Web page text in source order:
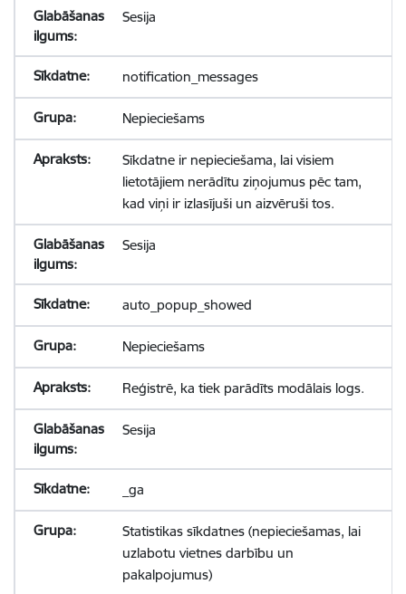
Sesija
notification_messages
Nepieciešams
Sīkdatne ir nepieciešama, lai visiem
lietotājiem nerādītu ziņojumus pēc tam,
kad viņi ir izlasījuši un aizvēruši tos.
Sesija
auto_popup_showed
Nepieciešams
Reģistrē, ka tiek parādīts modālais logs.
Sesija
_ga
Statistikas sīkdatnes (nepieciešamas, lai
uzlabotu vietnes darbību un
pakalpojumus)